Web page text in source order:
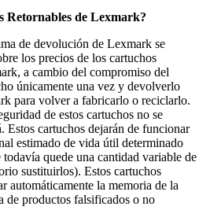
Retornables de Lexmark?
de devolución de Lexmark se
los precios de los cartuchos
a cambio del compromiso del
únicamente una vez y devolverlo
para volver a fabricarlo o reciclarlo.
de estos cartuchos no se
Estos cartuchos dejarán de funcionar
estimado de vida útil determinado
quede una cantidad variable de
sustituirlos). Estos cartuchos
automáticamente la memoria de la
de productos falsificados o no